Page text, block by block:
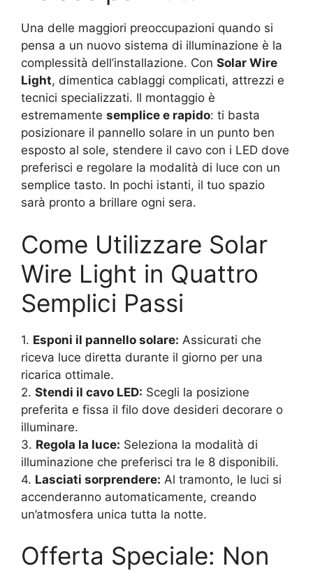
Una delle maggiori preoccupazioni quando si
pensa a un nuovo sistema di illuminazione è la
complessità dell’installazione. Con Solar Wire
Light, dimentica cablaggi complicati, attrezzi e
tecnici specializzati. Il montaggio è
estremamente semplice e rapido: ti basta
posizionare il pannello solare in un punto ben
esposto al sole, stendere il cavo con i LED dove
preferisci e regolare la modalità di luce con un
semplice tasto. In pochi istanti, il tuo spazio
sarà pronto a brillare ogni sera.
Come Utilizzare Solar
Wire Light in Quattro
Semplici Passi
1. Esponi il pannello solare: Assicurati che
riceva luce diretta durante il giorno per una
ricarica ottimale.
2. Stendi il cavo LED: Scegli la posizione
preferita e fissa il filo dove desideri decorare o
illuminare.
3. Regola la luce: Seleziona la modalità di
illuminazione che preferisci tra le 8 disponibili.
4. Lasciati sorprendere: Al tramonto, le luci si
accenderanno automaticamente, creando
un’atmosfera unica tutta la notte.
Offerta Speciale: Non